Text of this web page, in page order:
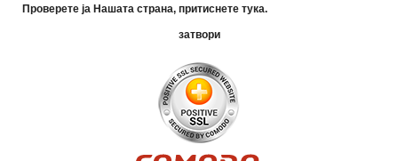
Проверете ја Нашата страна, притиснете тука.
затвори